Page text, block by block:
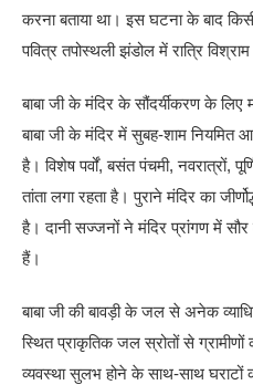
करना बताया था। इस घटना के बाद
पवित्र तपोस्थली झंडोल में रात्रि
बाबा जी के मंदिर के सौंदर्यीकरण के लिए
बाबा जी के मंदिर में सुबह-शाम नियमित
है। विशेष पर्वों, बसंत पंचमी, नवरात्रों,
तांता लगा रहता है। पुराने मंदिर का
है। दानी सज्जनों ने मंदिर प्रांगण में
हैं।
बाबा जी की बावड़ी के जल से अनेक
स्थित प्राकृतिक जल स्रोतों से ग्रामीणों
व्यवस्था सुलभ होने के साथ-साथ